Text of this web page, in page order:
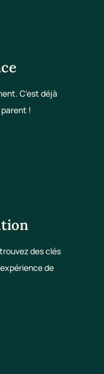
C'est déjà
!
des clés
de